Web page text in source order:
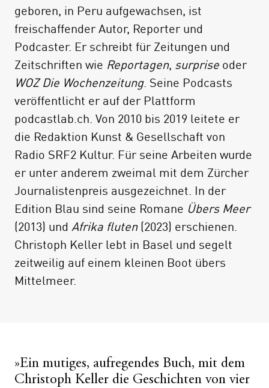
Jahren, in der Villa?
Geschickt kreuzt Christoph Keller in seinem
Roman die Geschichte von Claude und Astèr
mit den Bekenntnissen eines tunesischen
Taxifahrers, der seinem Umfeld entkommen
will, und dem Schicksal eines Flüchtlings
aus Mali, der in einem verwüsteten
Segelboot auf Lampedusa strandet. Dabei
entsteht ein vielschichtiges erzählerisches
Mosaik des Mittelmeers als Raum von Such-
und Fluchtbewegungen, als Schmelztiegel
afrikanisch-europäischer Geschichte und
Geschichten.
geboren, in Peru aufgewachsen, ist
freischaffender Autor, Reporter und
Podcaster. Er schreibt für Zeitungen und
Zeitschriften wie Reportagen, surprise oder
WOZ Die Wochenzeitung. Seine Podcasts
veröffentlicht er auf der Plattform
podcastlab.ch. Von 2010 bis 2019 leitete er
die Redaktion Kunst & Gesellschaft von
Radio SRF2 Kultur. Für seine Arbeiten wurde
er unter anderem zweimal mit dem Zürcher
Journalistenpreis ausgezeichnet. In der
Edition Blau sind seine Romane Übers Meer
(2013) und Afrika fluten(2023) erschienen.
Christoph Keller lebt in Basel und segelt
zeitweilig auf einem kleinen Boot übers
Mittelmeer.
»Ein mutiges, aufregendes Buch, mit dem
Christoph Keller die Geschichten von vier